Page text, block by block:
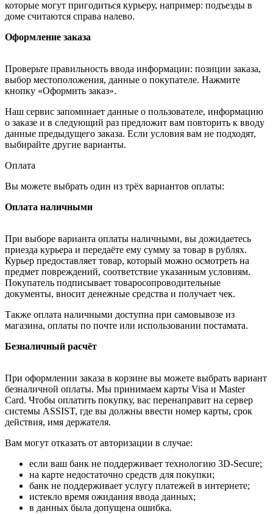
которые могут пригодиться курьеру, например: подъезды в
доме считаются справа налево.
Оформление заказа
Проверьте правильность ввода информации: позиции заказа,
выбор местоположения, данные о покупателе. Нажмите
кнопку «Оформить заказ».
Наш сервис запоминает данные о пользователе, информацию
о заказе и в следующий раз предложит вам повторить к вводу
данные предыдущего заказа. Если условия вам не подходят,
выбирайте другие варианты.
Оплата
Вы можете выбрать один из трёх вариантов оплаты:
Оплата наличными
При выборе варианта оплаты наличными, вы дожидаетесь
приезда курьера и передаёте ему сумму за товар в рублях.
Курьер предоставляет товар, который можно осмотреть на
предмет повреждений, соответствие указанным условиям.
Покупатель подписывает товаросопроводительные
документы, вносит денежные средства и получает чек.
Также оплата наличными доступна при самовывозе из
магазина, оплаты по почте или использовании постамата.
Безналичный расчёт
При оформлении заказа в корзине вы можете выбрать вариант
безналичной оплаты. Мы принимаем карты Visa и Master
Card. Чтобы оплатить покупку, вас перенаправит на сервер
системы ASSIST, где вы должны ввести номер карты, срок
действия, имя держателя.
Вам могут отказать от авторизации в случае:
если ваш банк не поддерживает технологию 3D-Secure;
на карте недостаточно средств для покупки;
банк не поддерживает услугу платежей в интернете;
истекло время ожидания ввода данных;
в данных была допущена ошибка.